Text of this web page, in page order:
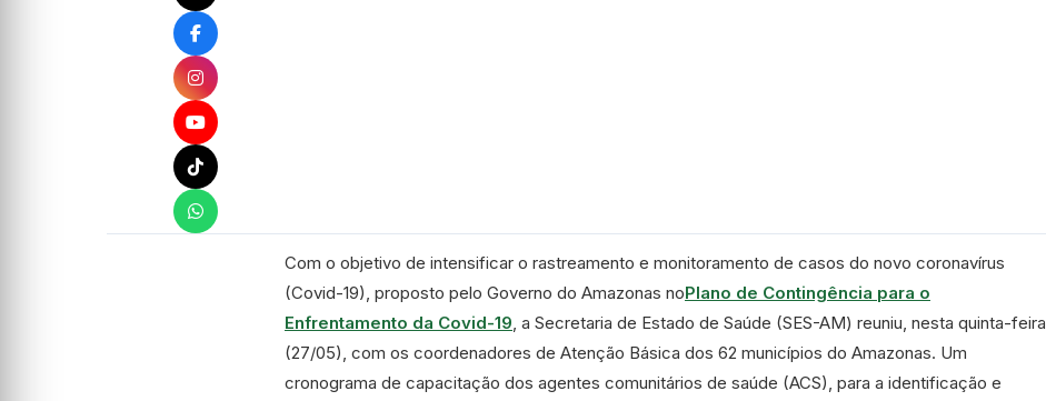
Com o objetivo de intensificar o rastreamento e monitoramento de casos do novo coronavírus
(Covid-19), proposto pelo Governo do Amazonas noPlano de Contingência para o
Enfrentamento da Covid-19, a Secretaria de Estado de Saúde (SES-AM) reuniu, nesta quinta-feira
(27/05), com os coordenadores de Atenção Básica dos 62 municípios do Amazonas. Um
cronograma de capacitação dos agentes comunitários de saúde (ACS), para a identificação e